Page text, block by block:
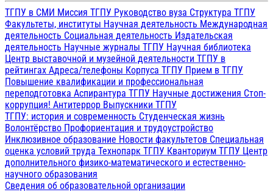
ТГПУ в СМИ Миссия ТГПУ Руководство вуза Структура ТГПУ
Факультеты, институты Научная деятельность Международная
деятельность Социальная деятельность Издательская
деятельность Научные журналы ТГПУ Научная библиотека
Центр выставочной и музейной деятельности ТГПУ в
рейтингах Адреса/телефоны Корпуса ТГПУ Прием в ТГПУ
Повышение квалификации и профессиональная
переподготовка Аспирантура ТГПУ Научные достижения Стоп-
коррупция! Антитеррор Выпускники ТГПУ
ТГПУ: история и современность Студенческая жизнь
Волонтёрство Профориентация и трудоустройство
Инклюзивное образование Новости факультетов Специальная
оценка условий труда Технопарк ТГПУ Кванториум ТГПУ Центр
дополнительного физико-математического и естественно-
научного образования
Сведения об образовательной организации